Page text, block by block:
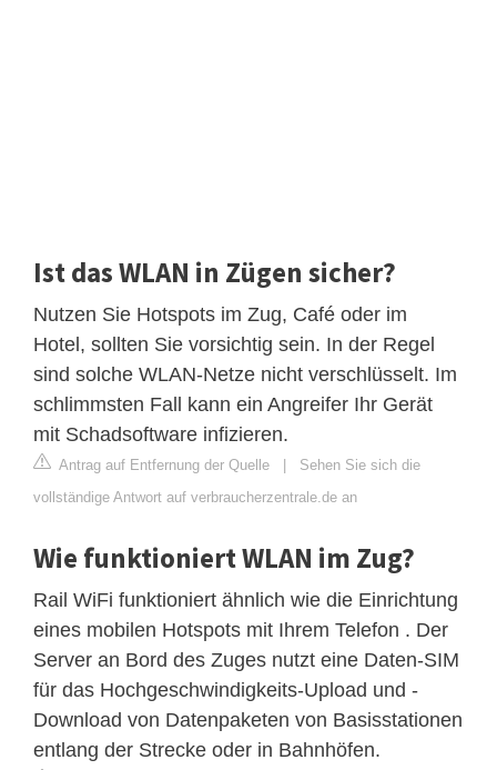
Ist das WLAN in Zügen sicher?
Nutzen Sie Hotspots im Zug, Café oder im
Hotel, sollten Sie vorsichtig sein. In der Regel
sind solche WLAN-Netze nicht verschlüsselt. Im
schlimmsten Fall kann ein Angreifer Ihr Gerät
mit Schadsoftware infizieren.
Antrag auf Entfernung der Quelle | Sehen Sie sich die
vollständige Antwort auf verbraucherzentrale.de an
Wie funktioniert WLAN im Zug?
Rail WiFi funktioniert ähnlich wie die Einrichtung
eines mobilen Hotspots mit Ihrem Telefon . Der
Server an Bord des Zuges nutzt eine Daten-SIM
für das Hochgeschwindigkeits-Upload und -
Download von Datenpaketen von Basisstationen
entlang der Strecke oder in Bahnhöfen.